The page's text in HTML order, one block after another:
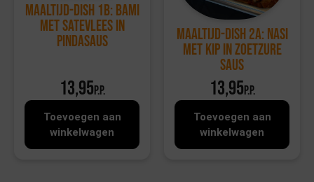
Maaltijd-dish 1b: Bami
met satevlees in
pindasaus
13,95p.p.
Toevoegen aan
winkelwagen
Maaltijd-dish 2a: Nasi
met kip in zoetzure
saus
13,95p.p.
Toevoegen aan
winkelwagen